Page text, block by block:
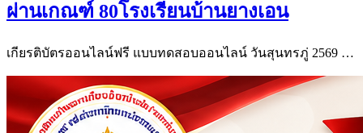
ผ่านเกณฑ์ 80โรงเรียนบ้านยางเอน
เกียรติบัตรออนไลน์ฟรี แบบทดสอบออนไลน์ วันสุนทรภู่ 2569 …